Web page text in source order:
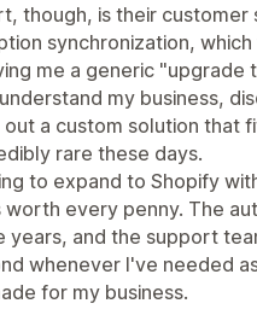
though, is their customer
synchronization,
me a generic "upgrade
my business,
a custom solution that
rare these days.
to expand to Shopify
every penny. The
years, and the support
whenever I've needed
for my business.